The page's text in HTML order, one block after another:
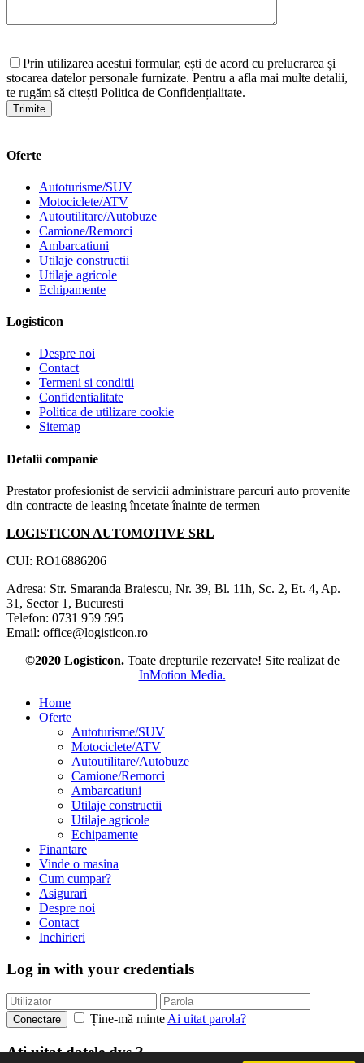
Prin utilizarea acestui formular, ești de acord cu prelucrarea și
stocarea datelor personale furnizate. Pentru a afla mai multe detalii,
te rugăm să citești Politica de Confidențialitate.
Oferte
Autoturisme/SUV
Motociclete/ATV
Autoutilitare/Autobuze
Camione/Remorci
Ambarcatiuni
Utilaje constructii
Utilaje agricole
Echipamente
Logisticon
Despre noi
Contact
Termeni si conditii
Confidentialitate
Politica de utilizare cookie
Sitemap
Detalii companie
Prestator profesionist de servicii administrare parcuri auto provenite
din contracte de leasing încetate înainte de termen
LOGISTICON AUTOMOTIVE SRL
CUI: RO16886206
Adresa: Str. Smaranda Braiescu, Nr. 39, Bl. 11h, Sc. 2, Et. 4, Ap.
31, Sector 1, Bucuresti
Telefon: 0731 959 595
Email: office@logisticon.ro
©2020 Logisticon.Toate drepturile rezervate! Site realizat de
InMotion Media.
Home
Oferte
Autoturisme/SUV
Motociclete/ATV
Autoutilitare/Autobuze
Camione/Remorci
Ambarcatiuni
Utilaje constructii
Utilaje agricole
Echipamente
Finantare
Vinde o masina
Cum cumpar?
Asigurari
Despre noi
Contact
Inchirieri
Log in with your credentials
Conectare Ține-mă minte Ai uitat parola?
Ați uitat datele dvs.?